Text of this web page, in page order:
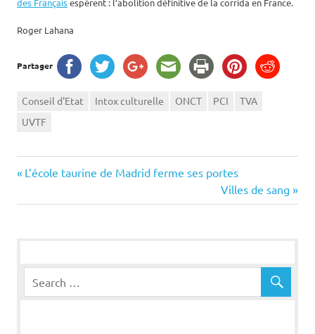
des Françaisespèrent : l’abolition définitive de la corrida en France.
Roger Lahana
Partager
Conseil d'Etat Intox culturelle ONCT PCI
TVA
UVTF
Navigation
de
Previous
L’école taurine de Madrid ferme ses portes
Next
Post:
Villes de sang